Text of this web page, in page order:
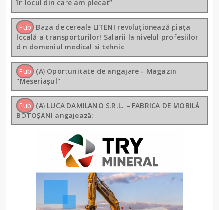
în locul din care am plecat”
Pub Baza de cereale LITENI revoluționează piața
locală a transporturilor! Salarii la nivelul profesiilor
din domeniul medical si tehnic
Pub (A) Oportunitate de angajare - Magazin
"Meseriașul"
Pub (A) LUCA DAMILANO S.R.L. – FABRICA DE MOBILĂ
BOTOȘANI angajează: